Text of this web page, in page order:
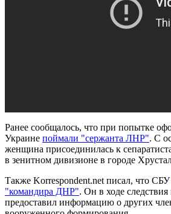
Ранее сообщалось, что при попытке
Украине поймали "сержанта ЛНР". С
женщина присоединилась к
в зенитном дивизионе в городе
Также Korrespondent.net писал, что СБУ
"командира ДНР". Он в ходе
предоставил информацию о других